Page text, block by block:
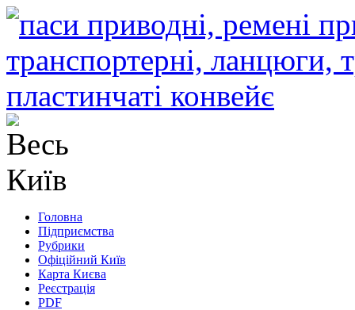
Головна
Підприємства
Рубрики
Офіційний Київ
Карта Києва
Реєстрація
PDF